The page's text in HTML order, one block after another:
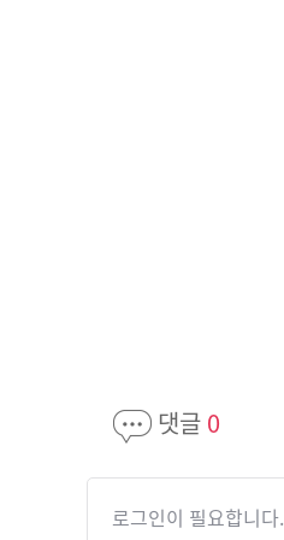
댓글 0
로그인이 필요합니다.